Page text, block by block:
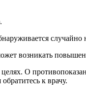
случайно
возникать
О
к врачу.